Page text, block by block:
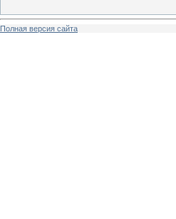
Полная версия сайта